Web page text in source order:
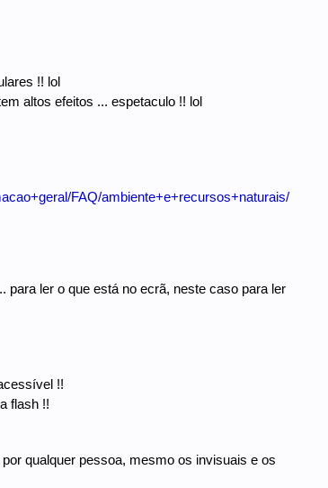
!! lol
altos efeitos ... espetaculo !! lol
FAQ/ambiente+e+recursos+naturais/
ler o que está no ecrã, neste caso para ler
!!
flash !!
qualquer pessoa, mesmo os invisuais e os